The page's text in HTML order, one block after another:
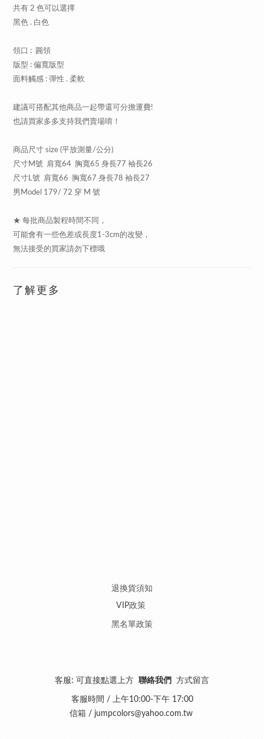
共有 2 色可以選擇
黑色 . 白色
領口 : 圓領
版型 : 偏寬版型
面料觸感 : 彈性 . 柔軟
建議可搭配其他商品一起帶還可分擔運費!
也請買家多多支持我們賣場唷！
商品尺寸 size (平放測量/公分)
尺寸M號 肩寬64 胸寬65 身長77 袖長26
尺寸L號 肩寬66 胸寬67 身長78 袖長27
男Model 179/ 72 穿 M 號
★ 每批商品製程時間不同，
可能會有一些色差或長度1-3cm的改變，
無法接受的買家請勿下標哦
了解更多
退換貨須知
VIP政策
黑名單政策
客服: 可直接點選上方 聯絡我們 方式留言
客服時間 / 上午10:00-下午 17:00
信箱 / jumpcolors@yahoo.com.tw